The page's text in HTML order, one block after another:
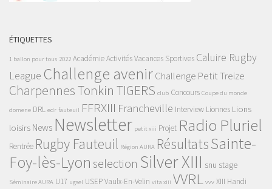
ÉTIQUETTES
1 ballon pour tous 2022 AcadémieActivités Vacances Sportives Caluire Rugby
League Challenge avenirChallenge Petit Treize
Charpennes Tonkin TIGERS club Concours Coupe du monde
domene DRL edr fauteuil FFRXIII Francheville Interview Lionnes Lions
loisirs News Newsletter petit xiii Projet Radio Pluriel
Rentrée Rugby Fauteuil Région AURA RésultatsSainte-
Foy-lès-Lyon selection Silver XIII snu stage
Séminaire AURA U17 ugsel USEPVaulx-En-Velin vita xiii VVRL vvv XIII Handi